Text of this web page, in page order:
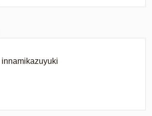
innamikazuyuki